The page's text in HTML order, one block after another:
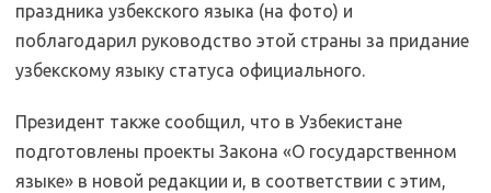
праздника узбекского языка (на фото) и
поблагодарил руководство этой страны за придание
узбекскому языку статуса официального.
Президент также сообщил, что в Узбекистане
подготовлены проекты Закона «О государственном
языке» в новой редакции и, в соответствии с этим,